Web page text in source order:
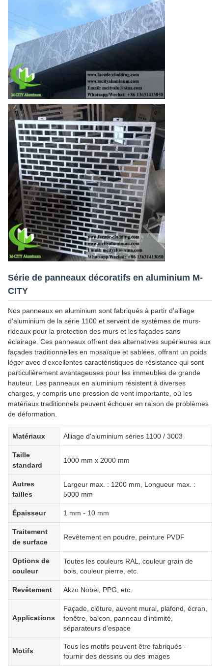
Série de panneaux décoratifs en aluminium M-
CITY
Nos panneaux en aluminium sont fabriqués à partir d'alliage
d'aluminium de la série 1100 et servent de systèmes de murs-
rideaux pour la protection des murs et les façades sans
éclairage. Ces panneaux offrent des alternatives supérieures aux
façades traditionnelles en mosaïque et sablées, offrant un poids
léger avec d'excellentes caractéristiques de résistance qui sont
particulièrement avantageuses pour les immeubles de grande
hauteur. Les panneaux en aluminium résistent à diverses
charges, y compris une pression de vent importante, où les
matériaux traditionnels peuvent échouer en raison de problèmes
de déformation.
Matériaux Alliage d'aluminium séries 1100 / 3003
Taille
standard
1000 mm x 2000 mm
Autres
tailles
Largeur max. : 1200 mm, Longueur max. :
5000 mm
Épaisseur 1 mm - 10 mm
Traitement
de surface
Revêtement en poudre, peinture PVDF
Options de
couleur
Toutes les couleurs RAL, couleur grain de
bois, couleur pierre, etc.
Revêtement Akzo Nobel, PPG, etc.
Applications
Façade, clôture, auvent mural, plafond, écran,
fenêtre, balcon, panneau d'intimité,
séparateurs d'espace
Motifs
Tous les motifs peuvent être fabriqués -
fournir des dessins ou des images